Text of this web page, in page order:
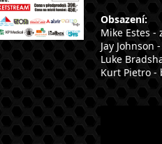
Obsazení:
Mike Estes -
Jay Johnson
Luke
Kurt Pietro -